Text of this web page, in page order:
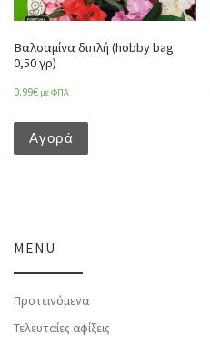
Βαλσαμίνα διπλή (hobby bag
0,50 γρ)
0.99€ με ΦΠΑ
Αγορά
MENU
Προτεινόμενα
Τελευταίες αφίξεις